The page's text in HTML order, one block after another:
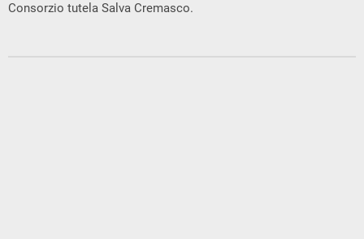
Consorzio tutela Salva Cremasco.